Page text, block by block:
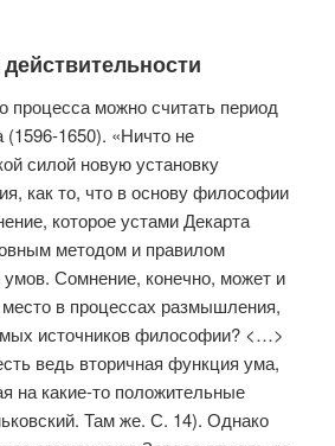
процесса можно считать период
(1596-1650). «Ничто не
силой новую уста­новку
как то, что в основу философии
которое устами Декарта
методом и правилом
Сомнение, конечно, может и
в процессах размышления,
источ­ников философии? <…>
ведь вторичная функция ума,
на какие-то положительные
Там же. С. 14). Однако